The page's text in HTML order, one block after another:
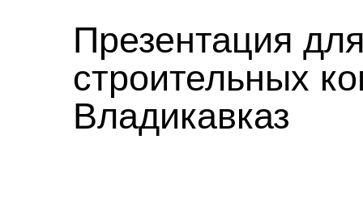
Презентация для
строительных
Владикавказ